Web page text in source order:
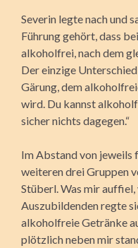
Severin legte nach und
Führung gehört, dass
alkoholfrei, nach dem
Der einzige
Gärung, dem
wird. Du kannst
sicher nichts dagegen.“
Im Abstand von jeweils
weiteren drei Gruppen
Stüberl. Was mir
Auszu­bildenden regte
alkoholfreie Getränke
plötzlich neben mir